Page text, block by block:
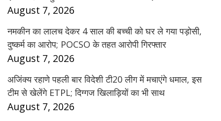
August 7, 2026
नमकीन का लालच देकर 4 साल की बच्ची को घर ले गया पड़ोसी,
दुष्कर्म का आरोप; POCSO के तहत आरोपी गिरफ्तार
August 7, 2026
अजिंक्य रहाणे पहली बार विदेशी टी20 लीग में मचाएंगे धमाल, इस
टीम से खेलेंगे ETPL; दिग्गज खिलाड़ियों का भी साथ
August 7, 2026